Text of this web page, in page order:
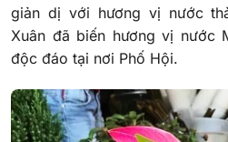
giản dị với hương vị nước
Xuân đã biến hương vị nước
độc đáo tại nơi Phố Hội.